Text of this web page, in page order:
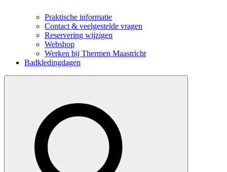
Praktische informatie
Contact & veelgestelde vragen
Reservering wijzigen
Webshop
Werken bij Thermen Maastricht
Badkledingdagen